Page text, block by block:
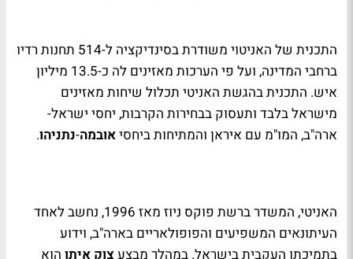
התכנית של האניטוי משודרת בסינדיקציה ל-514 תחנות רדיו
ברחבי המדינה, ועל פי הערכות מאזינים לה כ-13.5 מיליון
איש. התכנית בהגשת האניטי תכלול שיחות מאזינים
מישראל בלבד ותעסוק בבחירות הקרבות, יחסי ישראל-
ארה"ב, המו"מ עם איראן והמתיחות ביחסיאובמה-נתניהו.
האניטי, המשדר ברשת פוקס ניוז מאז 1996, נחשב לאחד
העיתונאים המשפיעים והפופולאריים בארה"ב, וידוע
בתמיכתו העקבית בישראל. במהלך מבצעצוק איתן הוא